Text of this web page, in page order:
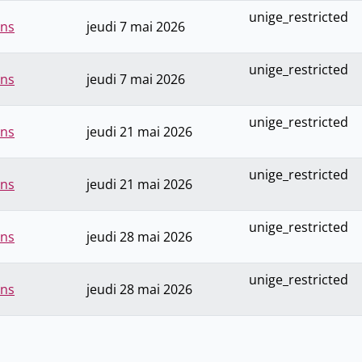
jeudi 7 mai 2026
unige_restricted
jeudi 7 mai 2026
unige_restricted
jeudi 21 mai 2026
unige_restricted
jeudi 21 mai 2026
unige_restricted
jeudi 28 mai 2026
unige_restricted
jeudi 28 mai 2026
unige_restricted